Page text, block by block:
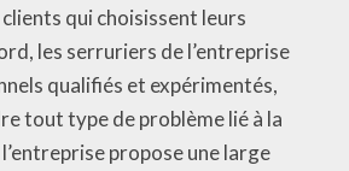
qui choisissent leurs
les serruriers de l’entreprise
qualifiés et expérimentés,
tout type de problème lié à la
propose une large